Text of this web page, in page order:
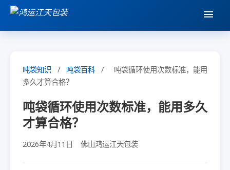
吨袋知识 / 吨袋百科 /
吨袋循环使用次数标准，能用
多久才算合格？
吨袋循环使用次数标准，能用多久
才算合格？
2026年4月11日 佛山鸿运江天包装